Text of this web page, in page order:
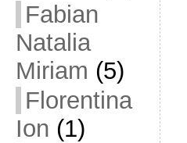
Fabian
Natalia
Miriam (5)
Florentina
Ion (1)